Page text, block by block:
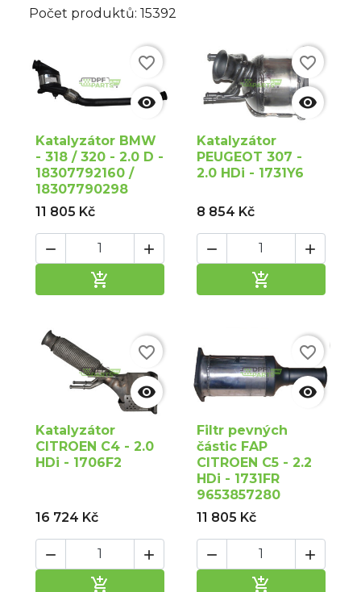
Počet produktů: 15392

favorite_border
Katalyzátor BMW
- 318 / 320 - 2.0 D -
18307792160 /
18307790298
11 805 Kč
 


favorite_border
Katalyzátor
PEUGEOT 307 -
2.0 HDi - 1731Y6
8 854 Kč
 


favorite_border
Katalyzátor
CITROEN C4 - 2.0
HDi - 1706F2
16 724 Kč
 


favorite_border
Filtr pevných
částic FAP
CITROEN C5 - 2.2
HDi - 1731FR
9653857280
11 805 Kč
 
